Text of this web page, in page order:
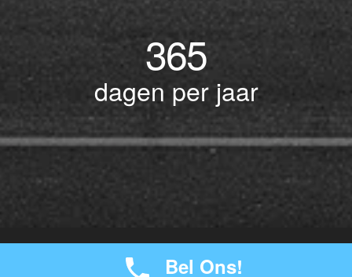
365
dagen per jaar
JW Verzekeringen Bel Ons!